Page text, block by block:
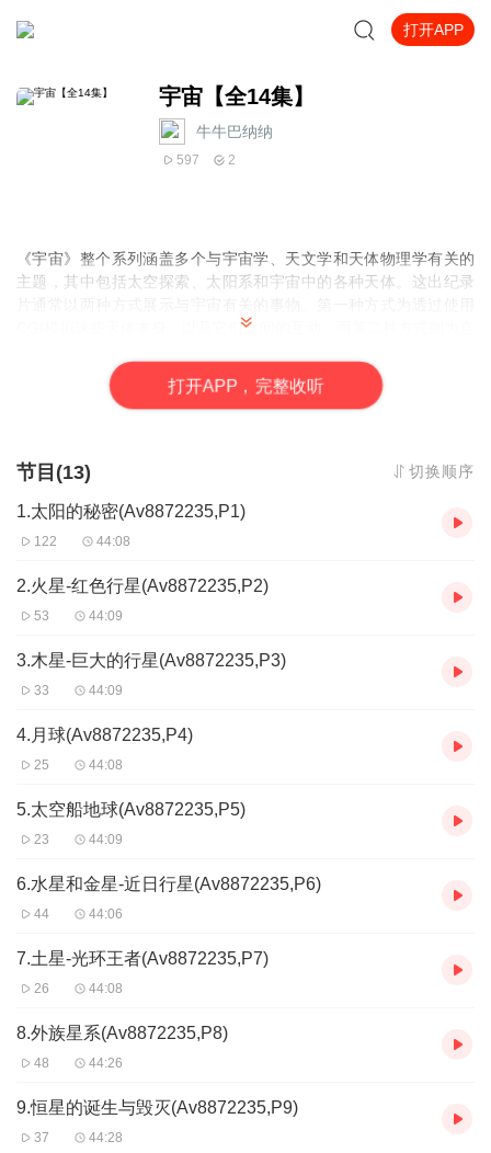
打开APP
宇宙【全14集】
牛牛巴纳纳
597 2
《宇宙》整个系列涵盖多个与宇宙学、天文学和天体物理学有关的
主题，其中包括太空探索、太阳系和宇宙中的各种天体。这出纪录
CGI模拟这些天体本身，以及它们之间的互动。而第二种方式则为直
https://www.youtube.com/@%E7%A0%B4%E7%A2%8E%E7%9A
%84%E6%84%8F%E8%AF%86-h6h
打开APP，完整收听
节目(13) 切换顺序
1.太阳的秘密(Av8872235,P1)
122 44:08
2.火星-红色行星(Av8872235,P2)
53 44:09
3.木星-巨大的行星(Av8872235,P3)
33 44:09
4.月球(Av8872235,P4)
25 44:08
5.太空船地球(Av8872235,P5)
23 44:09
6.水星和金星-近日行星(Av8872235,P6)
44 44:06
7.土星-光环王者(Av8872235,P7)
26 44:08
8.外族星系(Av8872235,P8)
48 44:26
9.恒星的诞生与毁灭(Av8872235,P9)
37 44:28